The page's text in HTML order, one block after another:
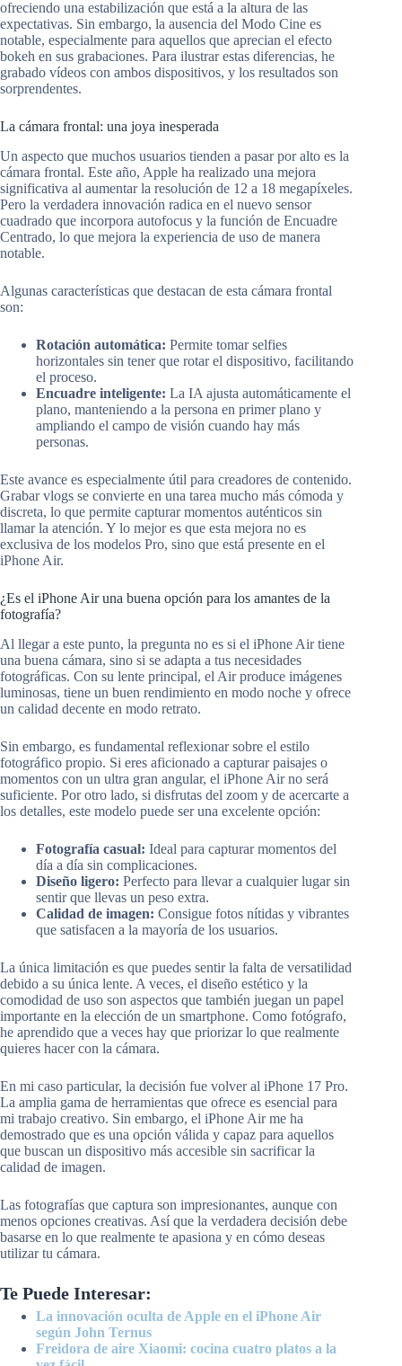
ofreciendo una estabilización que está a la altura de las
expectativas. Sin embargo, la ausencia del Modo Cine es
notable, especialmente para aquellos que aprecian el efecto
bokeh en sus grabaciones. Para ilustrar estas diferencias, he
grabado vídeos con ambos dispositivos, y los resultados son
sorprendentes.
La cámara frontal: una joya inesperada
Un aspecto que muchos usuarios tienden a pasar por alto es la
cámara frontal. Este año, Apple ha realizado una mejora
significativa al aumentar la resolución de 12 a 18 megapíxeles.
Pero la verdadera innovación radica en el nuevo sensor
cuadrado que incorpora autofocus y la función de Encuadre
Centrado, lo que mejora la experiencia de uso de manera
notable.
Algunas características que destacan de esta cámara frontal
son:
Rotación automática: Permite tomar selfies
horizontales sin tener que rotar el dispositivo, facilitando
el proceso.
Encuadre inteligente: La IA ajusta automáticamente el
plano, manteniendo a la persona en primer plano y
ampliando el campo de visión cuando hay más
personas.
Este avance es especialmente útil para creadores de contenido.
Grabar vlogs se convierte en una tarea mucho más cómoda y
discreta, lo que permite capturar momentos auténticos sin
llamar la atención. Y lo mejor es que esta mejora no es
exclusiva de los modelos Pro, sino que está presente en el
iPhone Air.
¿Es el iPhone Air una buena opción para los amantes de la
fotografía?
Al llegar a este punto, la pregunta no es si el iPhone Air tiene
una buena cámara, sino si se adapta a tus necesidades
fotográficas. Con su lente principal, el Air produce imágenes
luminosas, tiene un buen rendimiento en modo noche y ofrece
un calidad decente en modo retrato.
Sin embargo, es fundamental reflexionar sobre el estilo
fotográfico propio. Si eres aficionado a capturar paisajes o
momentos con un ultra gran angular, el iPhone Air no será
suficiente. Por otro lado, si disfrutas del zoom y de acercarte a
los detalles, este modelo puede ser una excelente opción:
Fotografía casual: Ideal para capturar momentos del
día a día sin complicaciones.
Diseño ligero: Perfecto para llevar a cualquier lugar sin
sentir que llevas un peso extra.
Calidad de imagen: Consigue fotos nítidas y vibrantes
que satisfacen a la mayoría de los usuarios.
La única limitación es que puedes sentir la falta de versatilidad
debido a su única lente. A veces, el diseño estético y la
comodidad de uso son aspectos que también juegan un papel
importante en la elección de un smartphone. Como fotógrafo,
he aprendido que a veces hay que priorizar lo que realmente
quieres hacer con la cámara.
En mi caso particular, la decisión fue volver al iPhone 17 Pro.
La amplia gama de herramientas que ofrece es esencial para
mi trabajo creativo. Sin embargo, el iPhone Air me ha
demostrado que es una opción válida y capaz para aquellos
que buscan un dispositivo más accesible sin sacrificar la
calidad de imagen.
Las fotografías que captura son impresionantes, aunque con
menos opciones creativas. Así que la verdadera decisión debe
basarse en lo que realmente te apasiona y en cómo deseas
utilizar tu cámara.
Te Puede Interesar:
La innovación oculta de Apple en el iPhone Air
según John Ternus
Freidora de aire Xiaomi: cocina cuatro platos a la